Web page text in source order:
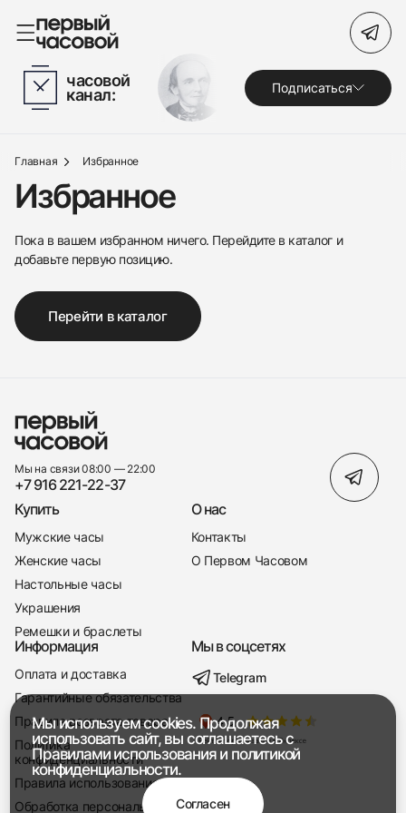
Часы
Украшения
По брендам
Под заказ
Выкуп
Сервис
Журнал
Контакты
+7 916 221-22-37
Мы насвязи 08:00 — 19:00
Поиск по сайту
часовой
канал: Подписаться
438
285
145
142
205
204
195
150
6
Главная Избранное
Избранное
Пока в вашем избранном ничего. Перейдите в каталог и
добавьте первую позицию.
Перейти в каталог
Мы на связи 08:00 — 22:00
+7 916 221-22-37
Купить
Мужские часы
Женские часы
Настольные часы
Украшения
Ремешки и браслеты
О нас
Контакты
О Первом Часовом
Информация
Оплата и доставка
Гарантийные обязательства
Правила возврата товара
Политика
конфиденциальности
Правила использования
Обработка персональных
Мы в соцсетях
Telegram
Мы используем cookies. Продолжая
использовать сайт, вы соглашаетесь с
Правилами использованияи политикой
конфиденциальности.
Согласен